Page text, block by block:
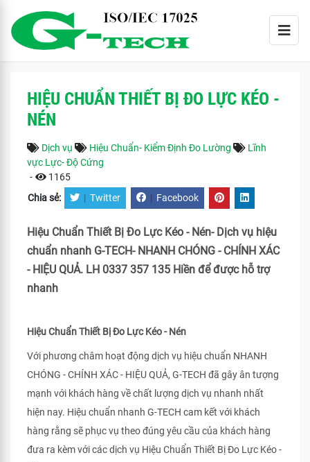
HIỆU CHUẨN THIẾT BỊ ĐO LỰC KÉO -
NÉN
Dịch vụ Hiệu Chuẩn- Kiểm Định Đo Lường
Lĩnh
vực Lực- Độ Cứng
-
1165
Chia sẻ: | Twitter | Facebook
Hiệu Chuẩn Thiết Bị Đo Lực Kéo - Nén- Dịch vụ hiệu
chuẩn nhanh G-TECH- NHANH CHÓNG - CHÍNH XÁC
- HIỆU QUẢ. LH 0337 357 135 Hiền để được hỗ trợ
nhanh
Hiệu Chuẩn Thiết Bị Đo Lực Kéo - Nén
Với phương châm hoạt động dịch vụ hiệu chuẩn NHANH
CHÓNG - CHÍNH XÁC - HIỆU QUẢ, G-TECH đã gây ân tượng
mạnh với khách hàng về chất lượng dịch vụ nhanh nhất
hiện nay. Hiệu chuẩn nhanh G-TECH cam kết với khách
hàng rằng sẽ phục vụ theo đúng yêu cầu của khách hàng
đưa ra kèm với các dịch vụ Hiệu Chuẩn Thiết Bị Đo Lực Kéo -